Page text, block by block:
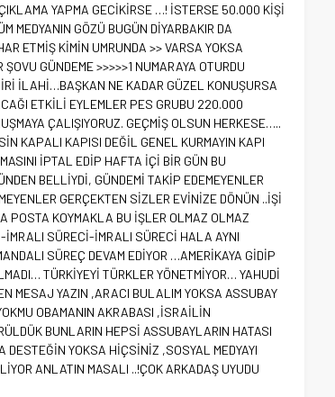
YAPMA GECİKİRSE …! İSTERSE 50.000 KİŞİ
MEDYANIN GÖZÜ BUGÜN DİYARBAKIR DA
ETMİŞ KİMİN UMRUNDA >> VARSA YOKSA
GÜNDEME >>>>>1 NUMARAYA OTURDU
İLAHİ…BAŞKAN NE KADAR GÜZEL KONUŞURSA
ETKİLİ EYLEMLER PES GRUBU 220.000
ÇALIŞIYORUZ. GEÇMİŞ OLSUN HERKESE…..
KAPALI KAPISI DEĞİL GENEL KURMAYIN KAPI
İPTAL EDİP HAFTA İÇİ BİR GÜN BU
BELLİYDİ, GÜNDEMİ TAKİP EDEMEYENLER
GERÇEKTEN SİZLER EVİNİZE DÖNÜN ..İŞİ
POSTA KOYMAKLA BU İŞLER OLMAZ OLMAZ
SÜRECİ-İMRALI SÜRECİ HALA AYNI
SÜREÇ DEVAM EDİYOR …AMERİKAYA GİDİP
TÜRKİYEYİ TÜRKLER YÖNETMİYOR… YAHUDİ
MESAJ YAZIN ,ARACI BULALIM YOKSA ASSUBAY
OBAMANIN AKRABASI ,İSRAİLİN
BUNLARIN HEPSİ ASSUBAYLARIN HATASI
DESTEĞİN YOKSA HİÇSİNİZ ,SOSYAL MEDYAYI
ANLATIN MASALI ..!ÇOK ARKADAŞ UYUDU